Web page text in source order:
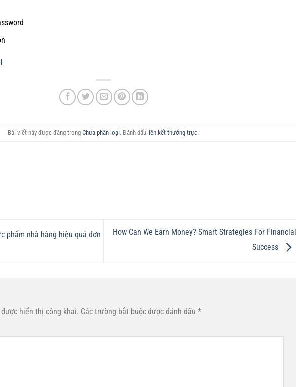
Bài viết này được đăng trong Chưa phân loại. Đánh dấu liên kết thường trực.
phẩm nhà hàng hiệu quả đơn
How Can We Earn Money? Smart Strategies For Financial
Success
hiển thị công khai. Các trường bắt buộc được đánh dấu *